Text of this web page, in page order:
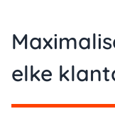
elke